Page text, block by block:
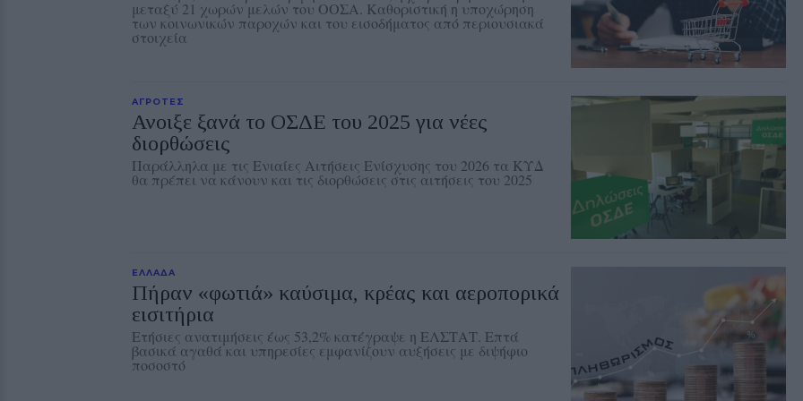
μεταξύ 21 χωρών μελών του ΟΟΣΑ. Καθοριστική η υποχώρηση
των κοινωνικών παροχών και του εισοδήματος από περιουσιακά
στοιχεία
ΑΓΡΟΤΕΣ
Ανοιξε ξανά το ΟΣΔΕ του 2025 για νέες
διορθώσεις
Παράλληλα με τις Ενιαίες Αιτήσεις Ενίσχυσης του 2026 τα ΚΥΔ
θα πρέπει να κάνουν και τις διορθώσεις στις αιτήσεις του 2025
ΕΛΛΑΔΑ
Πήραν «φωτιά» καύσιμα, κρέας και αεροπορικά
εισιτήρια
Ετήσιες ανατιμήσεις έως 53,2% κατέγραψε η ΕΛΣΤΑΤ. Επτά
βασικά αγαθά και υπηρεσίες εμφανίζουν αυξήσεις με διψήφιο
ποσοστό